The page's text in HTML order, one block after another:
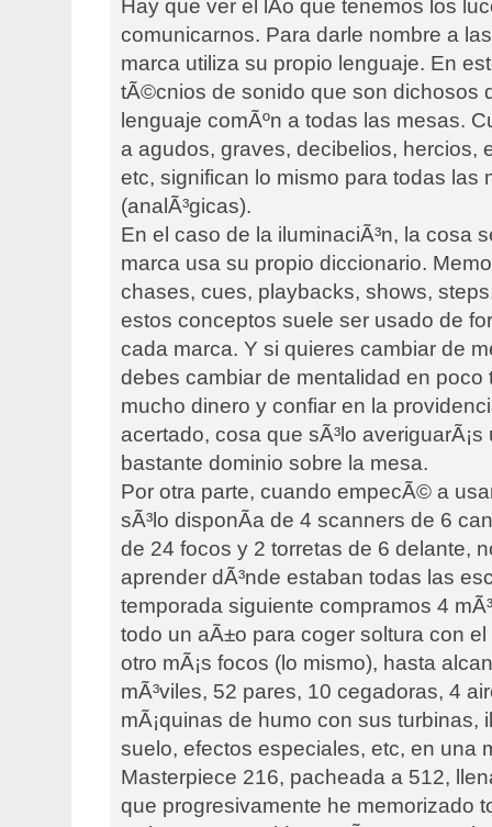
Hay que ver el lÃ­o que tenemos los
comunicarnos. Para darle nombre a
marca utiliza su propio lenguaje. En
tÃ©cnios de sonido que son dichosos
lenguaje comÃºn a todas las mesas.
a agudos, graves, decibelios, hercios,
etc, significan lo mismo para todas las
(analÃ³gicas).
En el caso de la iluminaciÃ³n, la cosa
marca usa su propio diccionario.
chases, cues, playbacks, shows,
estos conceptos suele ser usado de
cada marca. Y si quieres cambiar de
debes cambiar de mentalidad en poco
mucho dinero y confiar en la
acertado, cosa que sÃ³lo
bastante dominio sobre la mesa.
Por otra parte, cuando empecÃ© a
sÃ³lo disponÃ­a de 4 scanners de 6
de 24 focos y 2 torretas de 6 delante,
aprender dÃ³nde estaban todas las
temporada siguiente compramos 4
todo un aÃ±o para coger soltura con
otro mÃ¡s focos (lo mismo), hasta
mÃ³viles, 52 pares, 10 cegadoras, 4
mÃ¡quinas de humo con sus turbinas,
suelo, efectos especiales, etc, en una
Masterpiece 216, pacheada a 512,
que progresivamente he memorizado